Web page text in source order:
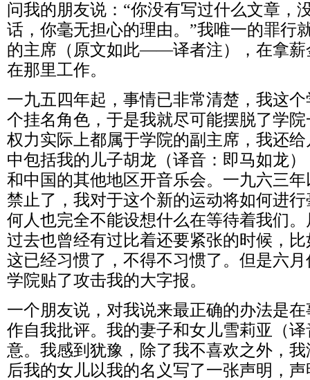
问我的朋友说：“你没有写过什么文章，
话，你毫无担心的理由。”我唯一的罪行
的主席（原文如此——译者注），在拿薪
在那里工作。
一九五四年起，事情已非常清楚，我这
个挂名角色，于是我就尽可能摆脱了学
权力实际上都属于学院的副主席，我还
中包括我的儿子胡龙（译音：即马如龙
和中国的其他地区开音乐会。一九六三
禁止了，我对于这个新的运动将如何进
何人也完全不能设想什么在等待着我们
过去也曾经有过比着还要紧张的时候，
这已经习惯了，不得不习惯了。但是六
学院贴了攻击我的大字报。
一个朋友说，对我说来最正确的办法是
作自我批评。我的妻子和女儿雪莉亚（
意。我感到犹豫，除了我不喜欢之外，
后我的女儿以我的名义写了一张声明，